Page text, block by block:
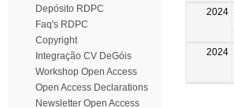
Depósito RDPC
Faq's RDPC
Copyright
Integração CV DeGóis
Workshop Open Access
Open Access Declarations
Newsletter Open Access
2024
2024